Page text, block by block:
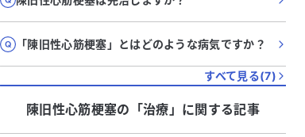
「陳旧性心筋梗塞」とはどのような病気ですか？
すべて見る(7)
陳旧性心筋梗塞の「治療 」に関する記事